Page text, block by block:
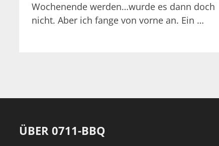
Wochenende werden…wurde es dann doch
nicht. Aber ich fange von vorne an. Ein …
ÜBER 0711-BBQ